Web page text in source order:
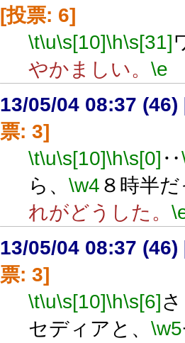
[投票: 6]
\t\u\s[10]\h\s[31]
やかましい。 \e
13/05/04 08:37 (46)
票: 3]
\t\u\s[10]\h\s[0] ‥
ら、 \w4 ８時半
れがどうした。
13/05/04 08:37 (46)
票: 3]
\t\u\s[10]\h\s[6]
セディアと、 \w5